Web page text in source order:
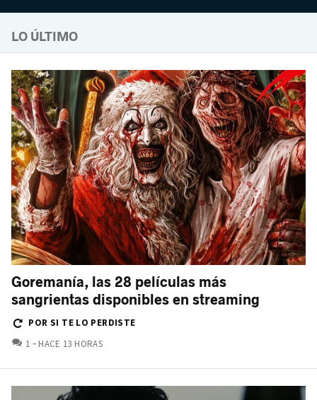
LO ÚLTIMO
Goremanía, las 28 películas más
sangrientas disponibles en streaming
POR SI TE LO PERDISTE
1 COMENTARIOS
HACE 13 HORAS